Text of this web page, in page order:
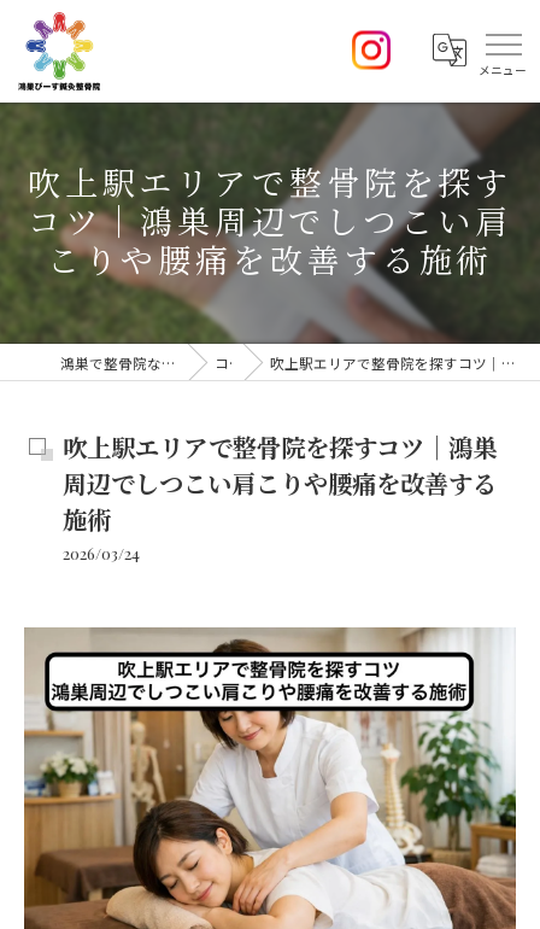
吹上駅エリアで整骨院を探す
コツ｜鴻巣周辺でしつこい肩
こりや腰痛を改善する施術
鴻巣で整骨院なら鴻巣 ぴーす鍼灸整骨院 コラム 吹上駅エリアで整骨院を探すコツ｜鴻巣周辺でしつこい肩こりや腰痛を改善する施術
吹上駅エリアで整骨院を探すコツ｜鴻巣
周辺でしつこい肩こりや腰痛を改善する
施術
2026/03/24